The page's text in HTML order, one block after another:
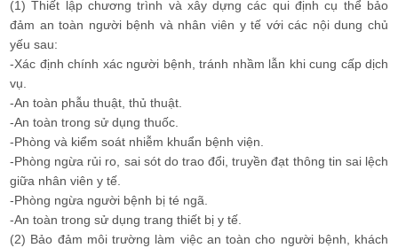
(1) Thiết lập chương trình và xây dựng các qui định cụ thể bảo
đảm an toàn người bệnh và nhân viên y tế với các nội dung chủ
yếu sau:
-Xác định chính xác người bệnh, tránh nhầm lẫn khi cung cấp dịch
vụ.
-An toàn phẫu thuật, thủ thuật.
-An toàn trong sử dụng thuốc.
-Phòng và kiểm soát nhiễm khuẩn bệnh viện.
-Phòng ngừa rủi ro, sai sót do trao đổi, truyền đạt thông tin sai lệch
giữa nhân viên y tế.
-Phòng ngừa người bệnh bị té ngã.
-An toàn trong sử dụng trang thiết bị y tế.
(2) Bảo đảm môi trường làm việc an toàn cho người bệnh, khách